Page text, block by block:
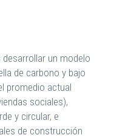
un modelo
de carbono y bajo
promedio actual
sociales),
y circular, e
de construcción